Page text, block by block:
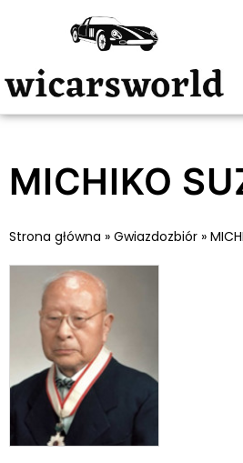
MICHIKO
Strona główna » Gwiazdozbiór »